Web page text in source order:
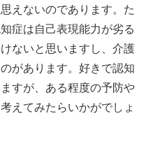
えないのであります。た
症は自己表現能力が劣る
ないと思いますし、介護
があります。好きで認知
すが、ある程度の予防や
えてみたらいかがでしょ